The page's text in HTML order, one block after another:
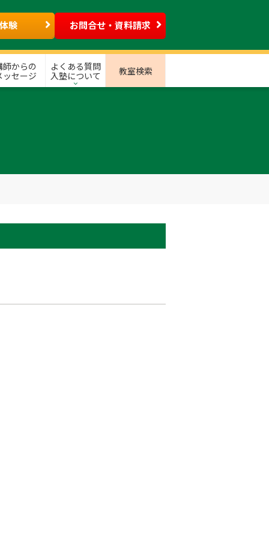
験 お問合せ・資料請求
師からの
ッセージ
よくある質問
入塾について
教室検索